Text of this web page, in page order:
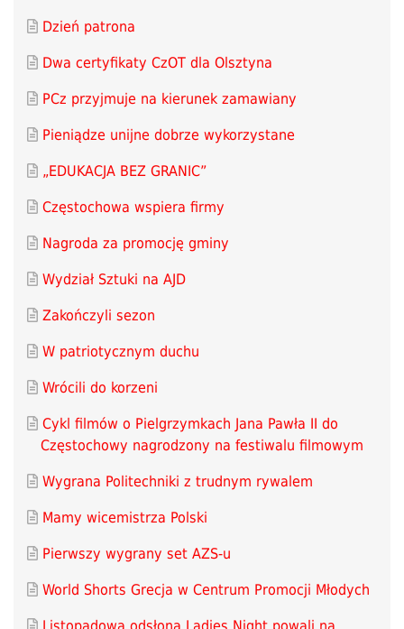
Dzień patrona
Dwa certyfikaty CzOT dla Olsztyna
PCz przyjmuje na kierunek zamawiany
Pieniądze unijne dobrze wykorzystane
„EDUKACJA BEZ GRANIC”
Częstochowa wspiera firmy
Nagroda za promocję gminy
Wydział Sztuki na AJD
Zakończyli sezon
W patriotycznym duchu
Wrócili do korzeni
Cykl filmów o Pielgrzymkach Jana Pawła II do
Częstochowy nagrodzony na festiwalu filmowym
Wygrana Politechniki z trudnym rywalem
Mamy wicemistrza Polski
Pierwszy wygrany set AZS-u
World Shorts Grecja w Centrum Promocji Młodych
Listopadowa odsłona Ladies Night powali na